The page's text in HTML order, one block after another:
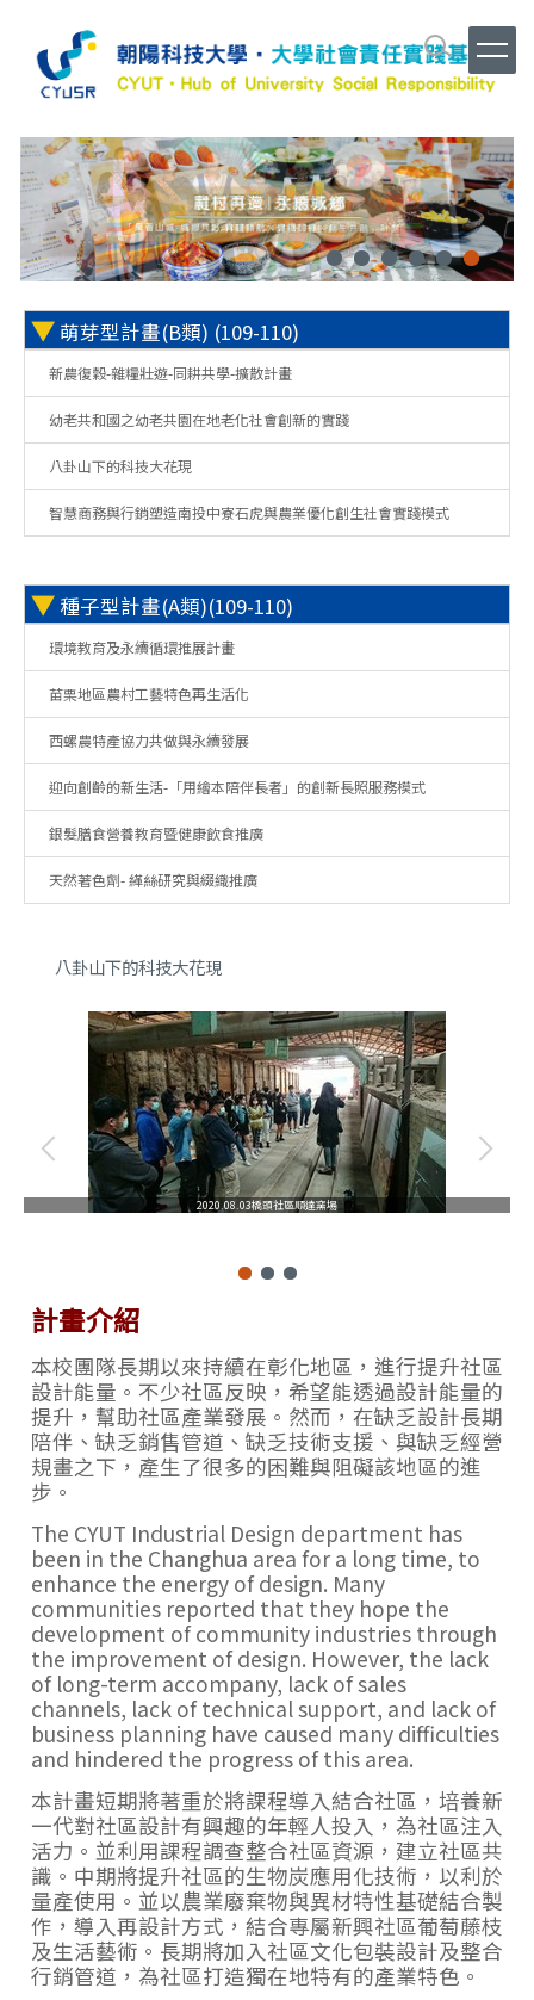
區
▼ 萌芽型計畫(B類) (109-110)
新農復穀-雜糧壯遊-同耕共學-擴散計畫
幼老共和國之幼老共園在地老化社會創新的實踐
八卦山下的科技大花現
智慧商務與行銷塑造南投中寮石虎與農業優化創生社會實踐模式
▼ 種子型計畫(A類)(109-110)
環境教育及永續循環推展計畫
苗栗地區農村工藝特色再生活化
西螺農特產協力共做與永續發展
迎向創齡的新生活-「用繪本陪伴長者」的創新長照服務模式
銀髮膳食營養教育暨健康飲食推廣
天然著色劑- 緙絲研究與綴織推廣
八卦山下的科技大花現
2020.08.03橋頭社區順達窯場
計畫介紹
本校團隊長期以來持續在彰化地區，進行提升社區
設計能量。不少社區反映，希望能透過設計能量的
提升，幫助社區產業發展。然而，在缺乏設計長期
陪伴、缺乏銷售管道、缺乏技術支援、與缺乏經營
規畫之下，產生了很多的困難與阻礙該地區的進
步。
The CYUT Industrial Design department has
been in the Changhua area for a long time, to
enhance the energy of design. Many
communities reported that they hope the
development of community industries through
the improvement of design. However, the lack
of long-term accompany, lack of sales
channels, lack of technical support, and lack of
business planning have caused many difficulties
and hindered the progress of this area.
本計畫短期將著重於將課程導入結合社區，培養新
一代對社區設計有興趣的年輕人投入，為社區注入
活力。並利用課程調查整合社區資源，建立社區共
識。中期將提升社區的生物炭應用化技術，以利於
量產使用。並以農業廢棄物與異材特性基礎結合製
作，導入再設計方式，結合專屬新興社區葡萄藤枝
及生活藝術。長期將加入社區文化包裝設計及整合
行銷管道，為社區打造獨在地特有的產業特色。